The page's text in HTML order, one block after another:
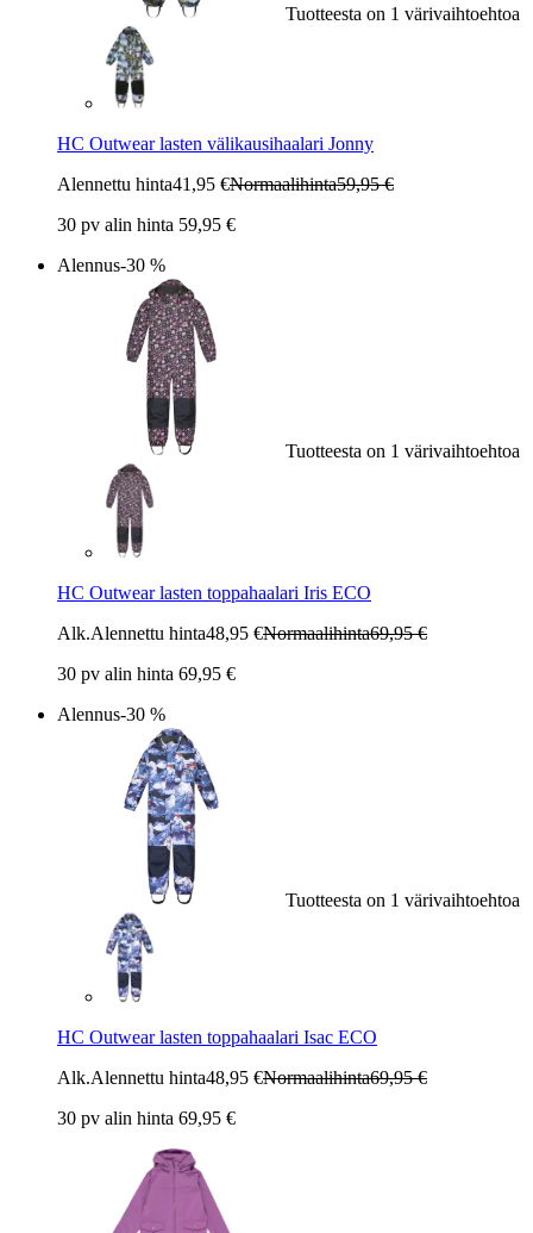
Tuotteesta on 1 värivaihtoehtoa
HC Outwear lasten välikausihaalari Jonny
Alennettu hinta41,95 €Normaalihinta59,95 €
30 pv alin hinta 59,95 €
Alennus-30 %
Tuotteesta on 1 värivaihtoehtoa
HC Outwear lasten toppahaalari Iris ECO
Alk.Alennettu hinta48,95 €Normaalihinta69,95 €
30 pv alin hinta 69,95 €
Alennus-30 %
Tuotteesta on 1 värivaihtoehtoa
HC Outwear lasten toppahaalari Isac ECO
Alk.Alennettu hinta48,95 €Normaalihinta69,95 €
30 pv alin hinta 69,95 €